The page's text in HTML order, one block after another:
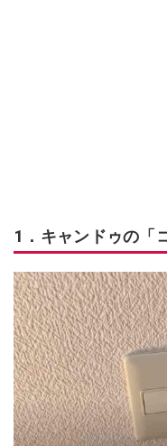
1．キャンドゥの「